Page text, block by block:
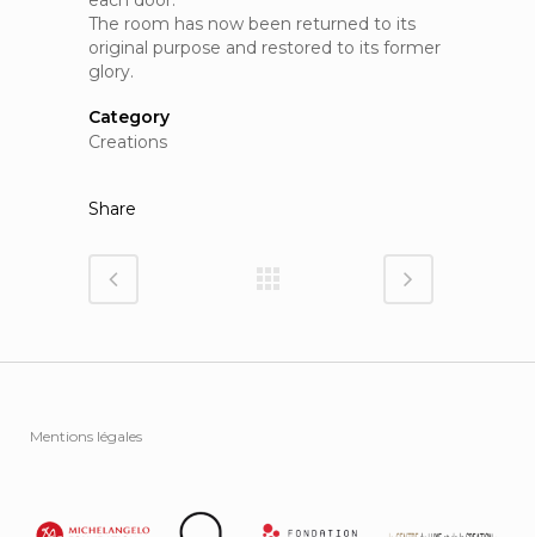
The room has now been returned to its
original purpose and restored to its former
glory.
Category
Creations
Share
Mentions légales